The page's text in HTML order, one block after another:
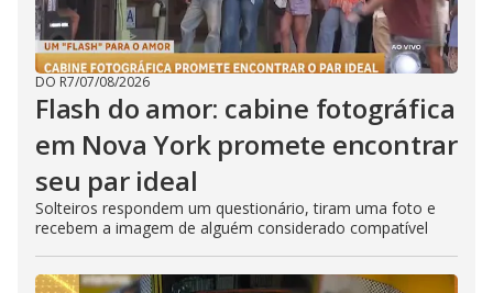
DO R7/07/08/2026
Flash do amor: cabine fotográfica
em Nova York promete encontrar
seu par ideal
Solteiros respondem um questionário, tiram uma foto e
recebem a imagem de alguém considerado compatível